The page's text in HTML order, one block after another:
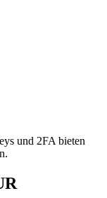
und 2FA bieten